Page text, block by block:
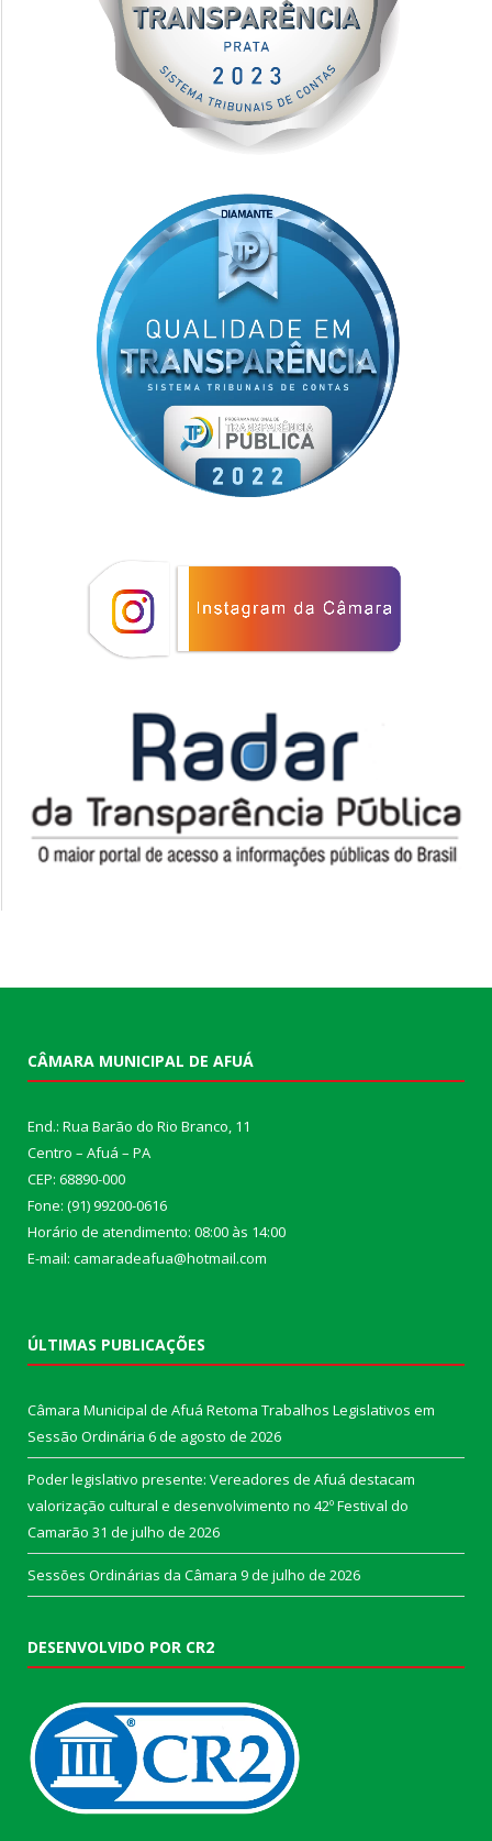
CÂMARA MUNICIPAL DE AFUÁ
End.: Rua Barão do Rio Branco, 11
Centro – Afuá – PA
CEP: 68890-000
Fone: (91) 99200-0616
Horário de atendimento: 08:00 às 14:00
E-mail: camaradeafua@hotmail.com
ÚLTIMAS PUBLICAÇÕES
Câmara Municipal de Afuá Retoma Trabalhos Legislativos em
Sessão Ordinária 6 de agosto de 2026
Poder legislativo presente: Vereadores de Afuá destacam
valorização cultural e desenvolvimento no 42º Festival do
Camarão 31 de julho de 2026
Sessões Ordinárias da Câmara 9 de julho de 2026
DESENVOLVIDO POR CR2